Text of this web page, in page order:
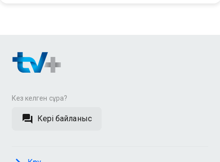
Кез келген сұрақ?
Кері байланыс